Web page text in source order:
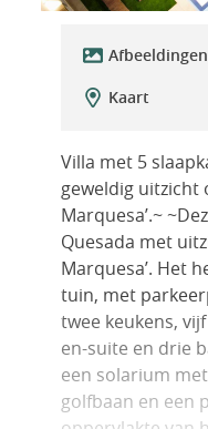
Afbeeldingen
Kaart
Villa met 5
geweldig uitzicht
Marquesa’.~
Quesada met
Marquesa’. Het
tuin, met
twee keukens,
en-suite en drie
een solarium
golfbaan en een